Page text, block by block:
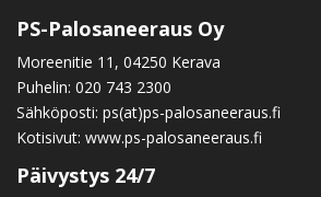
PS-Palosaneeraus Oy
Moreenitie 11, 04250 Kerava
Puhelin: 020 743 2300
Sähköposti: ps(at)ps-palosaneeraus.fi
Kotisivut: www.ps-palosaneeraus.fi
Päivystys 24/7